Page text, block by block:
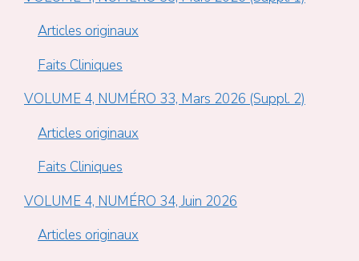
Articles originaux
Faits Cliniques
VOLUME 4, NUMÉRO 33, Mars 2026 (Suppl. 2)
Articles originaux
Faits Cliniques
VOLUME 4, NUMÉRO 34, Juin 2026
Articles originaux